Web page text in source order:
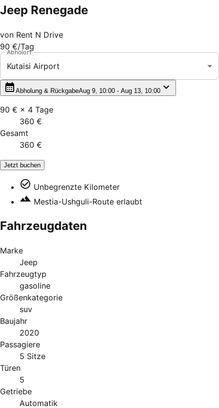
Jeep Renegade
von Rent N Drive
90 €/Tag
Abholort
Kutaisi Airport
Abholung & RückgabeAug 9, 10:00 - Aug 13, 10:00
90 € × 4 Tage
360 €
Gesamt
360 €
Jetzt buchen
Unbegrenzte Kilometer
Mestia-Ushguli-Route erlaubt
Fahrzeugdaten
Marke
Jeep
Fahrzeugtyp
gasoline
Größenkategorie
suv
Baujahr
2020
Passagiere
5 Sitze
Türen
5
Getriebe
Automatik